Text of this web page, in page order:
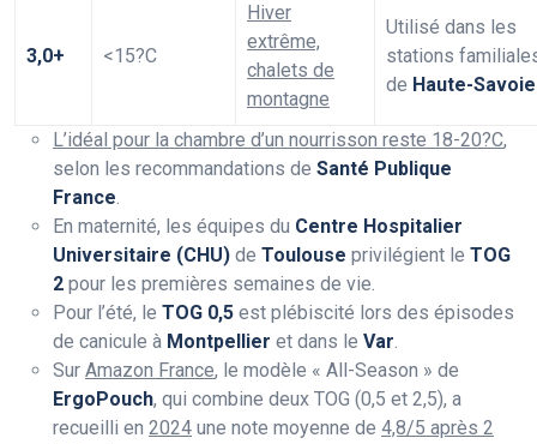
3,0+ <15?C
Hiver
extrême,
chalets de
montagne
Utilisé dans les
stations
de Haute-Savoie
L’idéal pour la chambre d’un nourrisson reste 18-20?C,
selon les recommandations de Santé Publique
France.
En maternité, les équipes du Centre Hospitalier
Universitaire (CHU) de Toulouse privilégient le TOG
2 pour les premières semaines de vie.
Pour l’été, le TOG 0,5 est plébiscité lors des épisodes
de canicule à Montpellier et dans le Var.
Sur Amazon France, le modèle « All-Season » de
ErgoPouch, qui combine deux TOG (0,5 et 2,5), a
recueilli en 2024 une note moyenne de 4,8/5 après 2